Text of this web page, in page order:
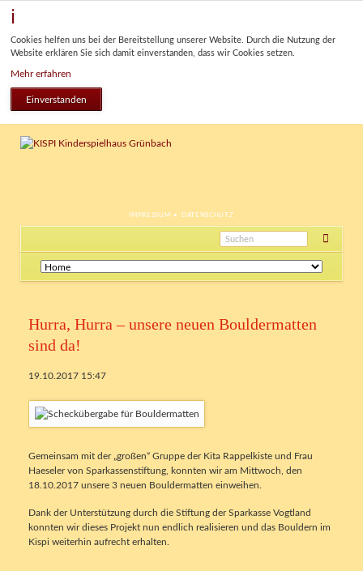
Cookies helfen uns bei der Bereitstellung unserer Website. Durch die Nutzung der
Website erklären Sie sich damit einverstanden, dass wir Cookies setzen.
Mehr erfahren
Einverstanden
NAVIGATION
IMPRESSUM DATENSCHUTZ
Navigation
überspringen
Hurra, Hurra – unsere neuen Bouldermatten
sind da!
19.10.2017 15:47
Gemeinsam mit der „großen“ Gruppe der Kita Rappelkiste und Frau
Haeseler von Sparkassenstiftung, konnten wir am Mittwoch, den
18.10.2017 unsere 3 neuen Bouldermatten einweihen.
Dank der Unterstützung durch die Stiftung der Sparkasse Vogtland
konnten wir dieses Projekt nun endlich realisieren und das Bouldern im
Kispi weiterhin aufrecht erhalten.